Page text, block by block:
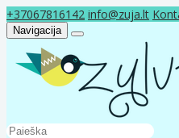
+37067816142 info@zuja.lt
Navigacija